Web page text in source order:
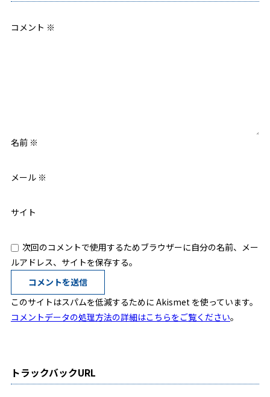
コメント ※
名前 ※
メール ※
サイト
次回のコメントで使用するためブラウザーに自分の名前、メー
ルアドレス、サイトを保存する。
このサイトはスパムを低減するために Akismet を使っています。
コメントデータの処理方法の詳細はこちらをご覧ください。
トラックバックURL